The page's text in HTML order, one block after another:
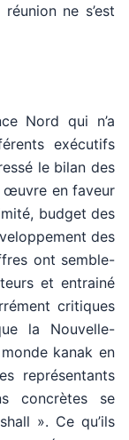
ne s’est
Nord qui n’a
exécutifs
le bilan des
œuvre en faveur
budget des
des
ont semble-
et entrainé
critiques
la Nouvelle-
kanak en
représentants
concrètes se
». Ce qu’ils